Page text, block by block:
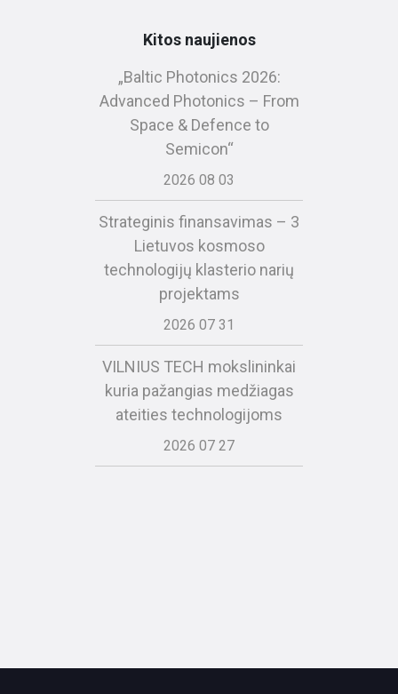
Kitos naujienos
„Baltic Photonics 2026:
Advanced Photonics – From
Space & Defence to
Semicon“
2026 08 03
Strateginis finansavimas – 3
Lietuvos kosmoso
technologijų klasterio narių
projektams
2026 07 31
VILNIUS TECH mokslininkai
kuria pažangias medžiagas
ateities technologijoms
2026 07 27